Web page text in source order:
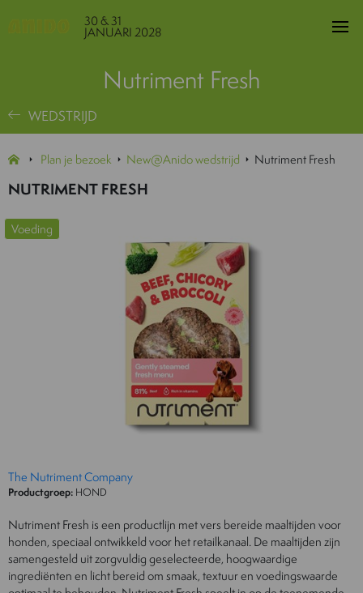
30 & 31
JANUARI 2028
Nutriment Fresh
WEDSTRIJD
Plan je bezoek New@Anido wedstrijd Nutriment Fresh
NUTRIMENT FRESH
Voeding
The Nutriment Company
Productgroep: HOND
Nutriment Fresh is een productlijn met vers bereide maaltijden voor
honden, speciaal ontwikkeld voor het retailkanaal. De maaltijden zijn
samengesteld uit zorgvuldig geselecteerde, hoogwaardige
ingrediënten en licht bereid om smaak, textuur en voedingswaarde